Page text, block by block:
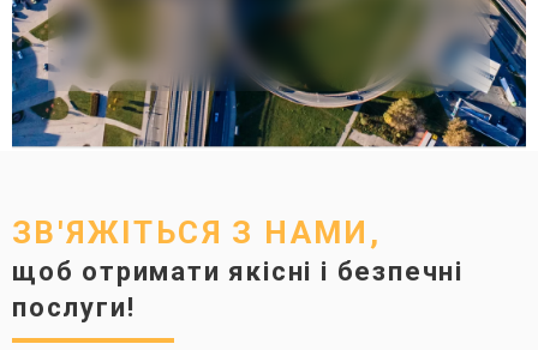
ЗВ'ЯЖІТЬСЯ З НАМИ,
щоб отримати якісні і безпечні
послуги!